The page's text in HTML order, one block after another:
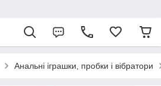
Анальні іграшки, пробки і вібратори